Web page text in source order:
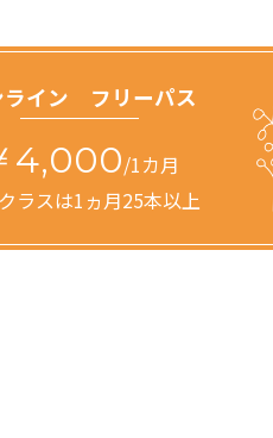
ライン フリーパス
4,000/1カ月
ラスは1ヵ月25本以上